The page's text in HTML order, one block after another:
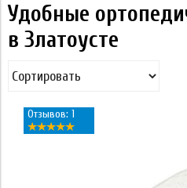
Цена
Удобные
в Златоусте
Отзывов: 1